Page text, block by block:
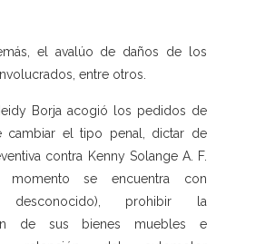
el avalúo de daños de los
entre otros.
Borja acogió los pedidos de
cambiar el tipo penal, dictar de
contra Kenny Solange A. F.
momento se encuentra con
desconocido), prohibir la
de sus bienes muebles e